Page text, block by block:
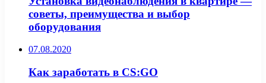
советы, преимущества и выбор
оборудования
07.08.2020
Как заработать в CS:GO